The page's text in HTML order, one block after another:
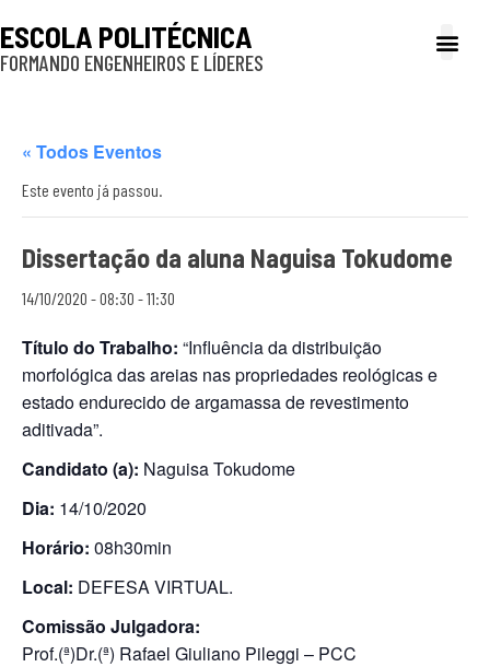
ESCOLA POLITÉCNICA
FORMANDO ENGENHEIROS E LÍDERES
« Todos Eventos
Este evento já passou.
Dissertação da aluna Naguisa Tokudome
14/10/2020 - 08:30 -11:30
Título do Trabalho: “Influência da distribuição
morfológica das areias nas propriedades reológicas e
estado endurecido de argamassa de revestimento
aditivada”.
Candidato (a): Naguisa Tokudome
Dia: 14/10/2020
Horário: 08h30min
Local: DEFESA VIRTUAL.
Comissão Julgadora:
Prof.(ª)Dr.(ª) Rafael Giuliano Pileggi – PCC